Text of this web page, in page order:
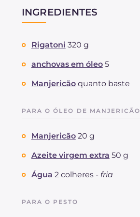
INGREDIENTES
Rigatoni 320 g
anchovas em óleo 5
Manjericão quanto baste
PARA O ÓLEO DE MANJERICÃO
Manjericão 20 g
Azeite virgem extra 50 g
Água 2 colheres - fria
PARA O PESTO